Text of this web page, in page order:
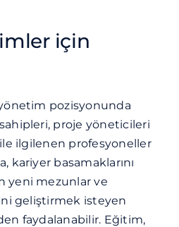
için
pozisyonunda
proje yöneticileri
ilgilenen profesyoneller
kariyer basamaklarını
yeni mezunlar ve
geliştirmek isteyen
faydalanabilir. Eğitim,